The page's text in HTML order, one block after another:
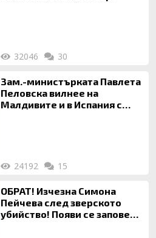
32046 30
Зам.-министърката Павлета
Пеловска вилнее на
Малдивите и в Испания с
24192 15
ОБРАТ! Изчезна Симона
Пейчева след зверското
убийство! Появи се заповед